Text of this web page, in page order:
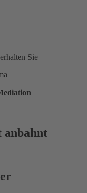
erhalten Sie
anbahnt